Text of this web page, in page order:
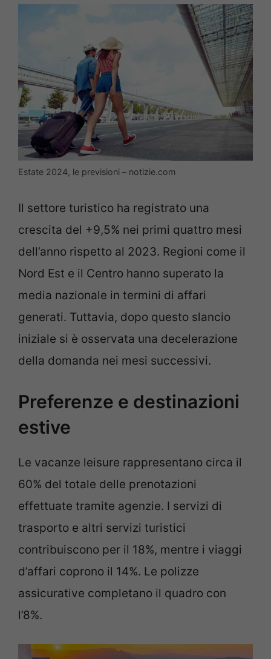
Estate 2024, le previsioni – notizie.com
Il settore turistico ha registrato una
crescita del +9,5% nei primi quattro mesi
dell’anno rispetto al 2023. Regioni come il
Nord Est e il Centro hanno superato la
media nazionale in termini di affari
generati. Tuttavia, dopo questo slancio
iniziale si è osservata una decelerazione
della domanda nei mesi successivi.
Preferenze e destinazioni
estive
Le vacanze leisure rappresentano circa il
60% del totale delle prenotazioni
effettuate tramite agenzie. I servizi di
trasporto e altri servizi turistici
contribuiscono per il 18%, mentre i viaggi
d’affari coprono il 14%. Le polizze
assicurative completano il quadro con
l’8%.